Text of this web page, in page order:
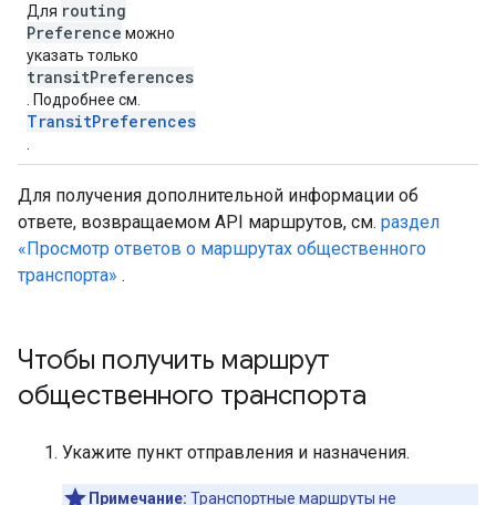
Для routing
Preference можно
указать только
transitPreferences
. Подробнее см.
TransitPreferences
Для получения дополнительной информации об
ответе, возвращаемом API маршрутов, см. раздел
«Просмотр ответов о маршрутах общественного
транспорта» .
Чтобы получить маршрут
общественного транспорта
Укажите пункт отправления и назначения.
Примечание: Транспортные маршруты не